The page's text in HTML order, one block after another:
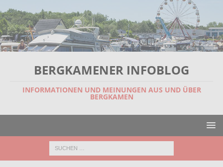
BERGKAMENER INFOBLOG
INFORMATIONEN UND MEINUNGEN AUS UND ÜBER
BERGKAMEN